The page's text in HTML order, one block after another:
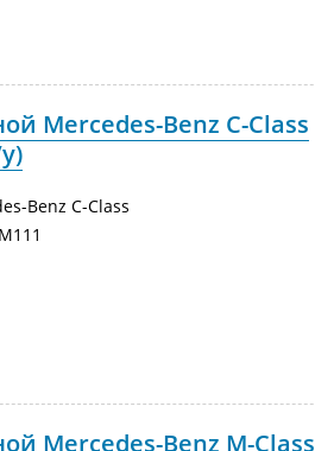
Mercedes-Benz C-Class
Benz C-Class
M111
Mercedes-Benz M-Class